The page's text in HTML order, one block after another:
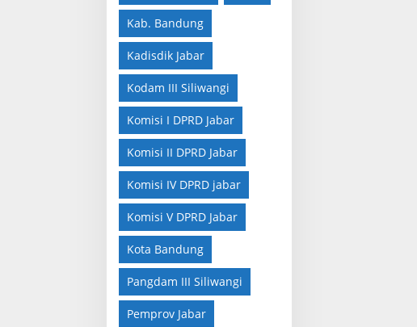
Kab. Bandung
Kadisdik Jabar
Kodam III Siliwangi
Komisi I DPRD Jabar
Komisi II DPRD Jabar
Komisi IV DPRD jabar
Komisi V DPRD Jabar
Kota Bandung
Pangdam III Siliwangi
Pemprov Jabar